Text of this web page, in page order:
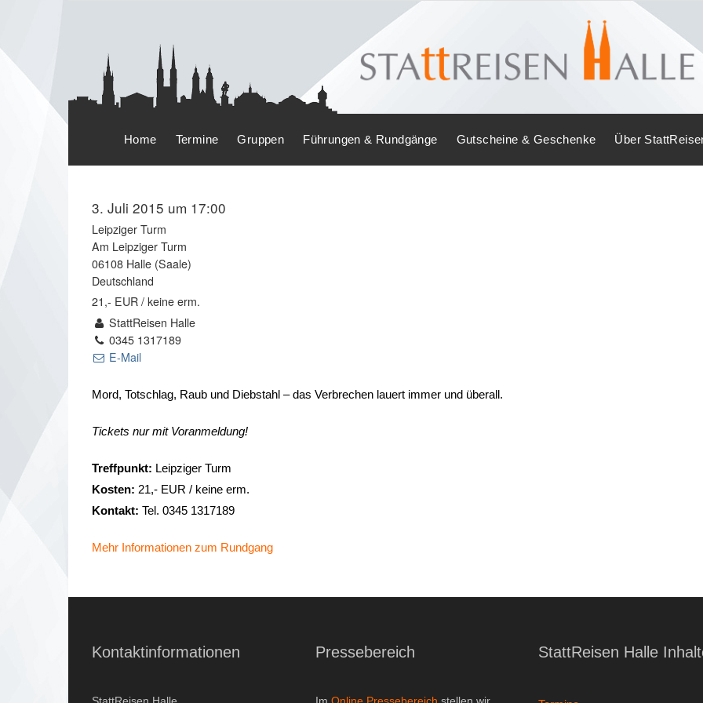
Home Termine Gruppen Führungen & Rundgänge Gutscheine & Geschenke Über
3. Juli 2015 um 17:00
Leipziger Turm
Am Leipziger Turm
06108 Halle (Saale)
Deutschland
21,- EUR / keine erm.
StattReisen Halle
0345 1317189
E-Mail
Mord, Totschlag, Raub und Diebstahl – das Verbrechen lauert immer und überall.
Tickets nur mit Voranmeldung!
Treffpunkt: Leipziger Turm
Kosten: 21,- EUR / keine erm.
Kontakt: Tel. 0345 1317189
Mehr Informationen zum Rundgang
Kontaktinformationen Pressebereich StattReisen Halle